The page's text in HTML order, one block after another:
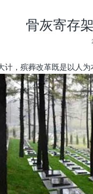
骨灰寄存
，殡葬改革既是以人